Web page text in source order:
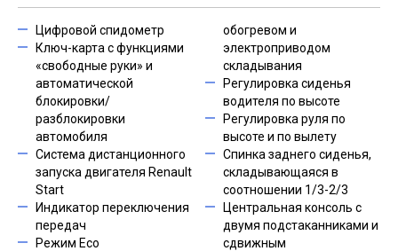
Цифровой спидометр
Ключ-карта с функциями
«свободные руки» и
автоматической
блокировки/
разблокировки
автомобиля
Система дистанционного
запуска двигателя Renault
Start
Индикатор переключения
передач
Режим Eco
обогревом и
электроприводом
складывания
Регулировка сиденья
водителя по высоте
Регулировка руля по
высоте и по вылету
Спинка заднего сиденья,
складывающаяся в
соотношении 1/3-2/3
Центральная консоль с
двумя подстаканниками и
сдвижным